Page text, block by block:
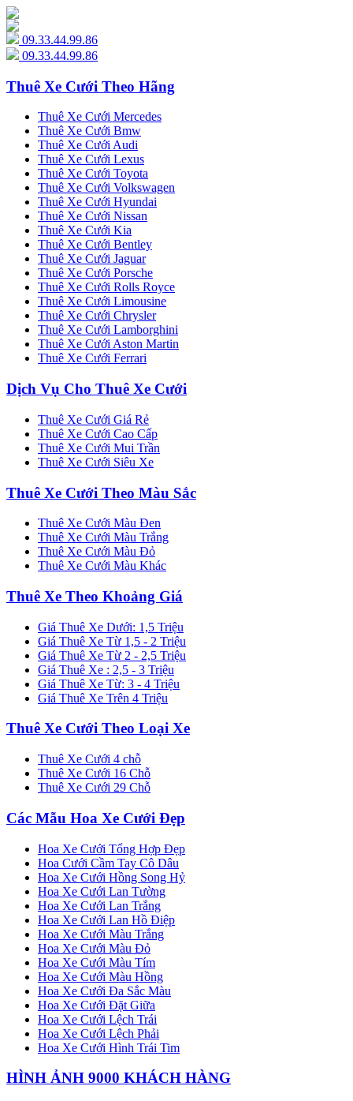
09.33.44.99.86
09.33.44.99.86
Thuê Xe Cưới Theo Hãng
Thuê Xe Cưới Mercedes
Thuê Xe Cưới Bmw
Thuê Xe Cưới Audi
Thuê Xe Cưới Lexus
Thuê Xe Cưới Toyota
Thuê Xe Cưới Volkswagen
Thuê Xe Cưới Hyundai
Thuê Xe Cưới Nissan
Thuê Xe Cưới Kia
Thuê Xe Cưới Bentley
Thuê Xe Cưới Jaguar
Thuê Xe Cưới Porsche
Thuê Xe Cưới Rolls Royce
Thuê Xe Cưới Limousine
Thuê Xe Cưới Chrysler
Thuê Xe Cưới Lamborghini
Thuê Xe Cưới Aston Martin
Thuê Xe Cưới Ferrari
Dịch Vụ Cho Thuê Xe Cưới
Thuê Xe Cưới Giá Rẻ
Thuê Xe Cưới Cao Cấp
Thuê Xe Cưới Mui Trần
Thuê Xe Cưới Siêu Xe
Thuê Xe Cưới Theo Màu Sắc
Thuê Xe Cưới Màu Đen
Thuê Xe Cưới Màu Trắng
Thuê Xe Cưới Màu Đỏ
Thuê Xe Cưới Màu Khác
Thuê Xe Theo Khoảng Giá
Giá Thuê Xe Dưới: 1,5 Triệu
Giá Thuê Xe Từ 1,5 - 2 Triệu
Giá Thuê Xe Từ 2 - 2,5 Triệu
Giá Thuê Xe : 2,5 - 3 Triệu
Giá Thuê Xe Từ: 3 - 4 Triệu
Giá Thuê Xe Trên 4 Triệu
Thuê Xe Cưới Theo Loại Xe
Thuê Xe Cưới 4 chỗ
Thuê Xe Cưới 16 Chỗ
Thuê Xe Cưới 29 Chỗ
Các Mẫu Hoa Xe Cưới Đẹp
Hoa Xe Cưới Tổng Hợp Đẹp
Hoa Cưới Cầm Tay Cô Dâu
Hoa Xe Cưới Hồng Song Hỷ
Hoa Xe Cưới Lan Tường
Hoa Xe Cưới Lan Trắng
Hoa Xe Cưới Lan Hồ Điệp
Hoa Xe Cưới Màu Trắng
Hoa Xe Cưới Màu Đỏ
Hoa Xe Cưới Màu Tím
Hoa Xe Cưới Màu Hồng
Hoa Xe Cưới Đa Sắc Màu
Hoa Xe Cưới Đặt Giữa
Hoa Xe Cưới Lệch Trái
Hoa Xe Cưới Lệch Phải
Hoa Xe Cưới Hình Trái Tim
HÌNH ẢNH 9000 KHÁCH HÀNG